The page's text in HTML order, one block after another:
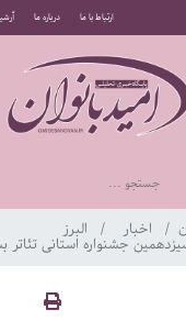
ارتباط با ما درباره ما
اخبار البرز
جشنواره استانی تئاتر